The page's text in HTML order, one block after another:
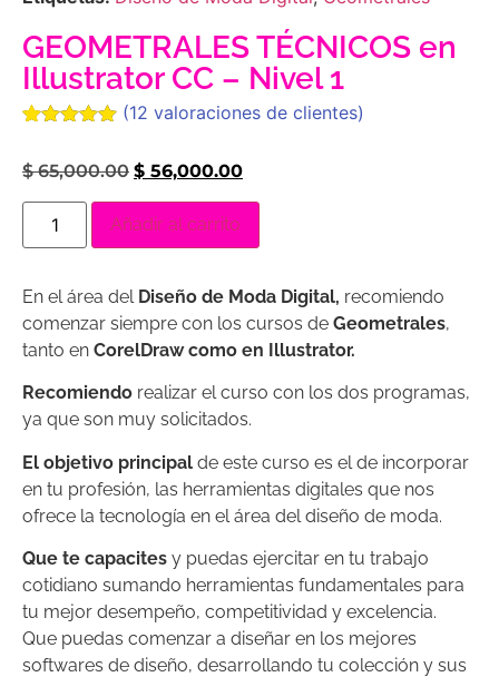
GEOMETRALES TÉCNICOS en
Illustrator CC – Nivel 1
5 en base
valoraciones
de clientes
(12 valoraciones de clientes)
$65,000.00 $ 56,000.00
Añadir al carrito
En el área del Diseño de Moda Digital, recomiendo
comenzar siempre con los cursos de Geometrales,
tanto en CorelDraw como en Illustrator.
Recomiendo realizar el curso con los dos programas,
ya que son muy solicitados.
El objetivo principal de este curso es el de incorporar
en tu profesión, las herramientas digitales que nos
ofrece la tecnología en el área del diseño de moda.
Que te capacites y puedas ejercitar en tu trabajo
cotidiano sumando herramientas fundamentales para
tu mejor desempeño, competitividad y excelencia.
Que puedas comenzar a diseñar en los mejores
softwares de diseño, desarrollando tu colección y sus